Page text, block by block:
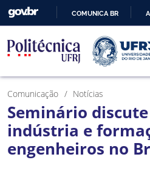
O
COMUNICA BR
Comunicação Notícias
Seminário
indústria e
engenheiros no